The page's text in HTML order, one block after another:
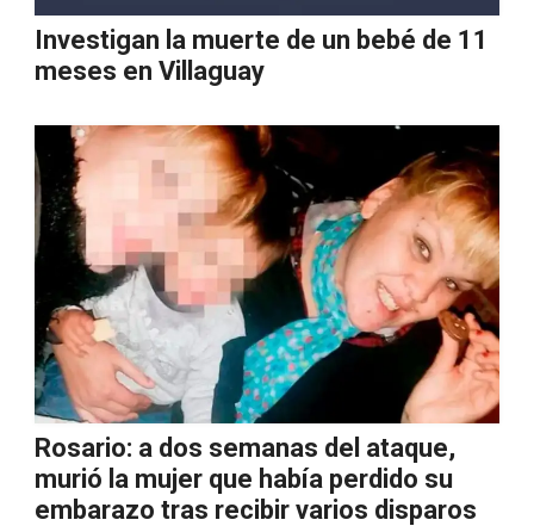
Investigan la muerte de un bebé de 11
meses en Villaguay
Rosario: a dos semanas del ataque,
murió la mujer que había perdido su
embarazo tras recibir varios disparos